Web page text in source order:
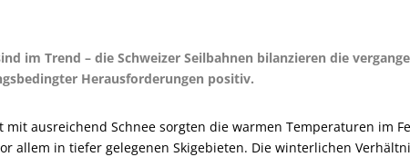
im Trend – die Schweizer Seilbahnen bilanzieren die
Herausforderungen positiv.
mit ausreichend Schnee sorgten die warmen Temperaturen im
allem in tiefer gelegenen Skigebieten. Die winterlichen